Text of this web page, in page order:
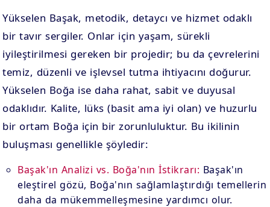
Yükselen Başak, metodik, detaycı ve hizmet odaklı
bir tavır sergiler. Onlar için yaşam, sürekli
iyileştirilmesi gereken bir projedir; bu da çevrelerini
temiz, düzenli ve işlevsel tutma ihtiyacını doğurur.
Yükselen Boğa ise daha rahat, sabit ve duyusal
odaklıdır. Kalite, lüks (basit ama iyi olan) ve huzurlu
bir ortam Boğa için bir zorunluluktur. Bu ikilinin
buluşması genellikle şöyledir:
Başak'ın Analizi vs. Boğa'nın İstikrarı: Başak'ın
eleştirel gözü, Boğa'nın sağlamlaştırdığı temellerin
daha da mükemmelleşmesine yardımcı olur.